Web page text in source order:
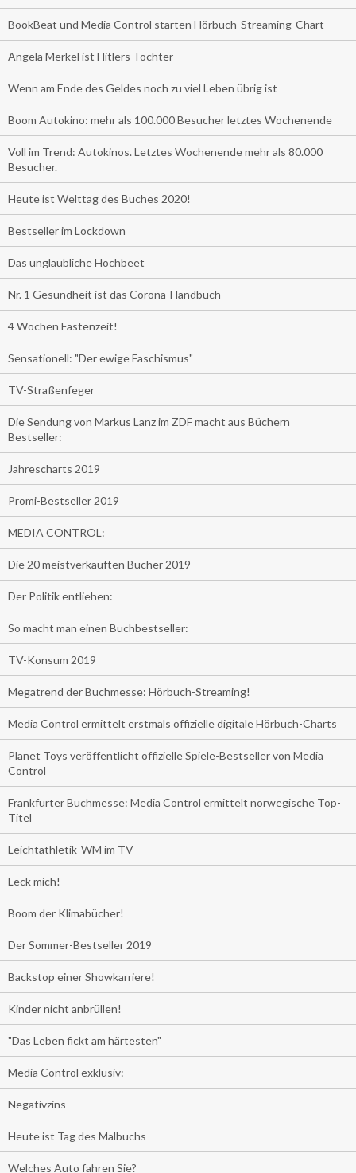
BookBeat und Media Control starten Hörbuch-Streaming-Chart
Angela Merkel ist Hitlers Tochter
Wenn am Ende des Geldes noch zu viel Leben übrig ist
Boom Autokino: mehr als 100.000 Besucher letztes Wochenende
Voll im Trend: Autokinos. Letztes Wochenende mehr als 80.000
Besucher.
Heute ist Welttag des Buches 2020!
Bestseller im Lockdown
Das unglaubliche Hochbeet
Nr. 1 Gesundheit ist das Corona-Handbuch
4 Wochen Fastenzeit!
Sensationell: "Der ewige Faschismus"
TV-Straßenfeger
Die Sendung von Markus Lanz im ZDF macht aus Büchern
Bestseller:
Jahrescharts 2019
Promi-Bestseller 2019
MEDIA CONTROL:
Die 20 meistverkauften Bücher 2019
Der Politik entliehen:
So macht man einen Buchbestseller:
TV-Konsum 2019
Megatrend der Buchmesse: Hörbuch-Streaming!
Media Control ermittelt erstmals offizielle digitale Hörbuch-Charts
Planet Toys veröffentlicht offizielle Spiele-Bestseller von Media
Control
Frankfurter Buchmesse: Media Control ermittelt norwegische Top-
Titel
Leichtathletik-WM im TV
Leck mich!
Boom der Klimabücher!
Der Sommer-Bestseller 2019
Backstop einer Showkarriere!
Kinder nicht anbrüllen!
"Das Leben fickt am härtesten"
Media Control exklusiv:
Negativzins
Heute ist Tag des Malbuchs
Welches Auto fahren Sie?